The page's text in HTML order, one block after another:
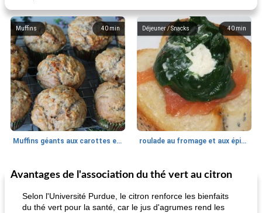
40 min
Muffins
Muffins géants aux carottes et à la banane de Nif
40 min
Déjeuner / Snacks
roulade au fromage et aux épinards
30min
Marques de confiance: recettes et
55
Viande et volaille
Avantages de l'association du thé vert au citron
Selon l'Université Purdue, le citron renforce les bienfaits
du thé vert pour la santé, car le jus d'agrumes rend les